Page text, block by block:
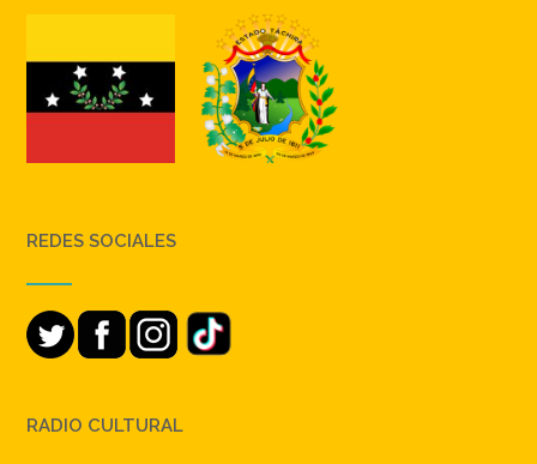
REDES SOCIALES
RADIO CULTURAL